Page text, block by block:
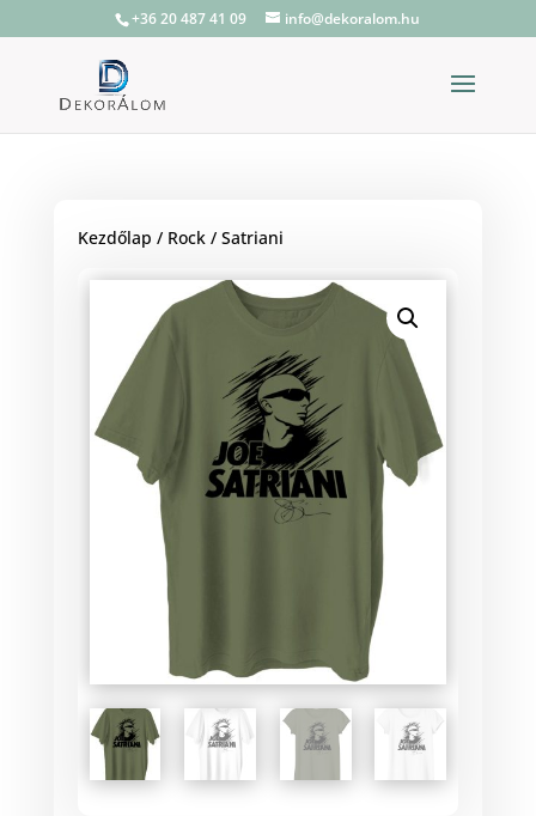
+36 20 487 41 09 info@dekoralom.hu
Kezdőlap / Rock/ Satriani